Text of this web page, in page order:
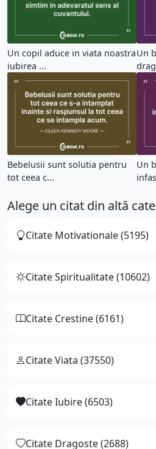
Un copil aduce in viata noastra
iubirea ...
Un
Bebelusii sunt solutia pentru
tot ceea c...
Un
Alege un citat din altă
Citate Motivationale (5195)
Citate Spiritualitate (10602)
Citate Crestine (6161)
Citate Viata (37550)
Citate Iubire (6503)
Citate Dragoste (2688)